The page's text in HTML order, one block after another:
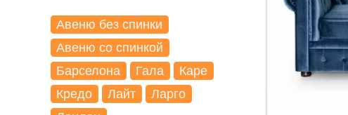
Авеню без спинки
Авеню со спинкой
Барселона
Гала
Каре
Кредо
Лайт
Ларго